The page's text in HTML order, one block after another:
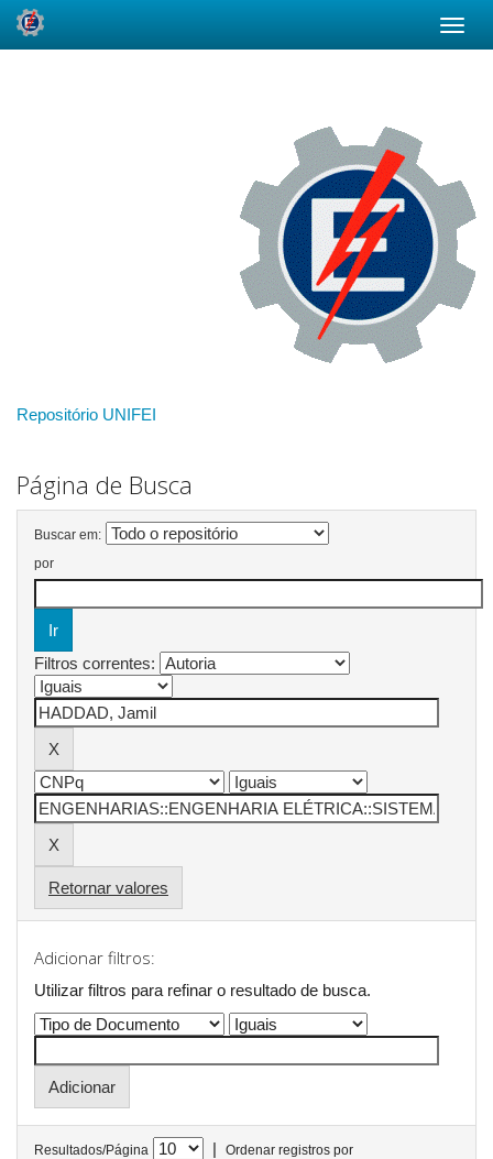
Repositório UNIFEI
Página de Busca
Buscar em:
por
Filtros correntes:
Retornar valores
Adicionar filtros:
Utilizar filtros para refinar o resultado de busca.
Resultados/Página |
Ordenar registros por